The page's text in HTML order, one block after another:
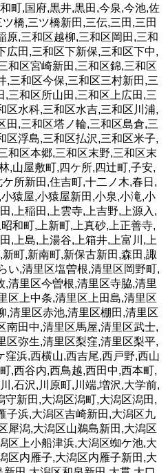
町,国府,黒井,黒田,今泉,今池,佐
橋,三ツ橋新田,三伝,三田,三田
原,三和区越柳,三和区岡田,三和
広田,三和区下新保,三和区下中,
和区宮崎新田,三和区錦,三和区
,三和区今保,三和区三村新田,三
三和区所山田,三和区上広田,三
区水科,三和区水吉,三和区川浦,
田,三和区塔ノ輪,三和区島倉,三
区浮島,三和区払沢,三和区米子,
和区本郷,三和区末野,三和区末
,山屋敷町,四ケ所,四辻町,子安,
所新田,住吉町,十二ノ木,春日,
猿屋,小猿屋新田,小泉,小滝,小
,上稲田,上雲寺,上吉野,上源入,
和町,上新町,上真砂,上正善寺,
,上島,上湯谷,上箱井,上富川,上
町,新南町,新保古新田,森田,諏
い,清里区塩曽根,清里区岡野町,
清里区今曽根,清里区寺脇,清里
区上中条,清里区上田島,清里区
,清里区赤池,清里区棚田,清里区
南田中,清里区馬屋,清里区武士,
区弥生,清里区梨窪,清里区梨平,
浜,西横山,西吉尾,西戸野,西山
,西谷内,西鳥越,西田中,西本町,
,石沢,川原町,川端,増沢,大学前,
守新田,大潟区潟町,大潟区潟田,
子浜,大潟区吉崎新田,大潟区九
犀潟,大潟区山鵜島新田,大潟区
区上小船津浜,大潟区蜘ケ池,大
区内雁子,大潟区内雁子新田,大